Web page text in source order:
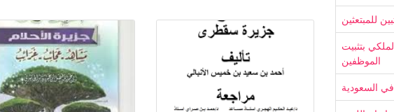
للمبتعثين
بتثبيت
الموظفين
السعودية